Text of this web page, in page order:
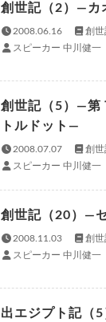
創世記（2）—カ
2008.06.16
創世
スピーカー 中川健一
創世記（5）—第
トルドット—
2008.07.07
創世
スピーカー 中川健一
創世記（20）—
2008.11.03
創
スピーカー 中川健一
出エジプト記（